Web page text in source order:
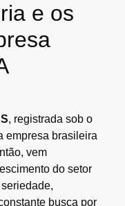
e os
, registrada sob o
empresa brasileira
vem
do setor
busca por